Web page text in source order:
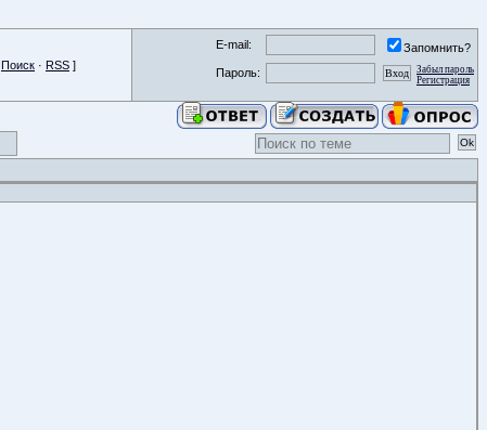
Поиск · RSS ]
E-mail:
Запомнить?
Пароль:
Забыл пароль
Регистрация